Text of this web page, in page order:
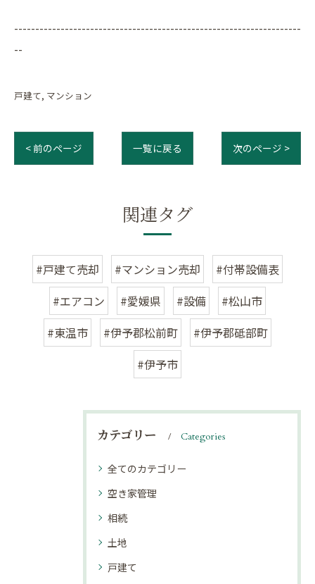
--------------------------------------------------------------------
--
戸建て マンション
< 前のページ 一覧に戻る 次のページ >
関連タグ
#戸建て売却 #マンション売却
#付帯設備表
#エアコン
#愛媛県 #設備
#松山市
#東温市
#伊予郡松前町
#伊予郡砥部町
#伊予市
カテゴリー Categories
全てのカテゴリー
空き家管理
相続
土地
戸建て